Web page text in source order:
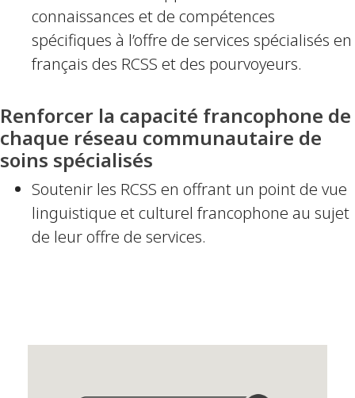
connaissances et de compétences
spécifiques à l’offre de services spécialisés en
français des RCSS et des pourvoyeurs.
Renforcer la capacité francophone de
chaque réseau communautaire de
soins spécialisés
Soutenir les RCSS en offrant un point de vue
linguistique et culturel francophone au sujet
de leur offre de services.